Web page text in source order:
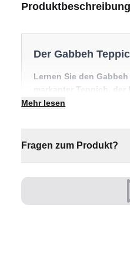
Produktbeschreibung
Der Gabbeh
Lernen Sie den
markanter Teppich, der
Persönlichkeit und
✔ Vielseitiger Stil für
✔ Zeitloses Design für
✔ Wertet jeden Raum
✔ Ein markantes
Mehr lesen
Fragen zum Produkt?